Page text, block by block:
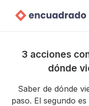
3 acciones
dónde
Saber de dónde
paso. El segundo